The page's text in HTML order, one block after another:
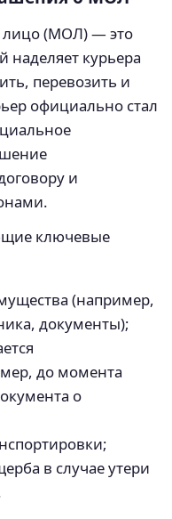
лицо (МОЛ) — это
наделяет курьера
перевозить и
официально стал
и
ключевые
(например,
документы);
до момента
о
в случае утери